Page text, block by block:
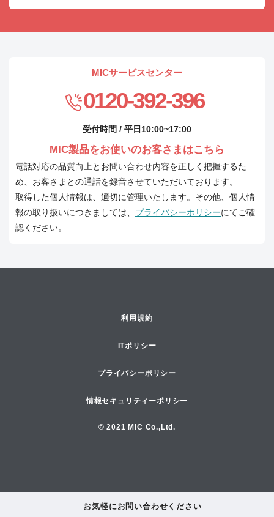
MICサービスセンター
0120-392-396
受付時間 / 平日10:00~17:00
MIC製品をお使いのお客さまはこちら
電話対応の品質向上とお問い合わせ内容を正しく把握するた
め、お客さまとの通話を録音させていただいております。
取得した個人情報は、適切に管理いたします。その他、個人情
報の取り扱いにつきましては、 プライバシーポリシーにてご確
認ください。
利用規約
ITポリシー
プライバシーポリシー
情報セキュリティーポリシー
© 2021 MIC Co.,Ltd.
お気軽にお問い合わせください